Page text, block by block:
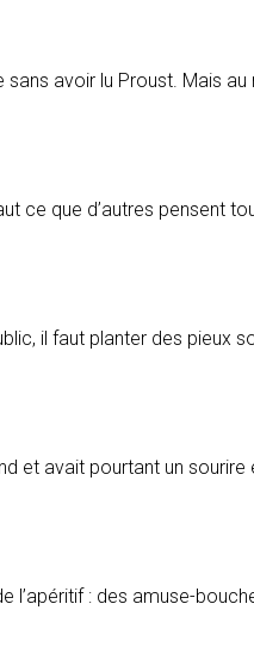
avoir lu Proust. Mais au
ce que d’autres pensent
il faut planter des pieux
et avait pourtant un sourire
l’apéritif : des amuse-